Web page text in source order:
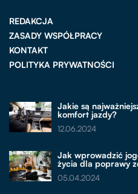
REDAKCJA
ZASADY WSPÓŁPRACY
KONTAKT
POLITYKA PRYWATNOŚCI
Jakie są
komfort jazdy?
12.06.2024
Jak wprowadzić
życia dla poprawy
05.04.2024